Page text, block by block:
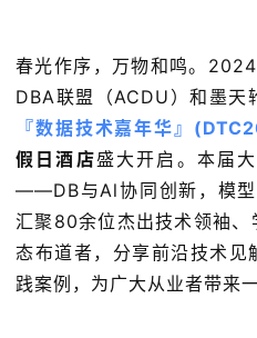
春光作序，万物和鸣。
DBA联盟（ACDU）和墨天
『数据技术嘉年华』
假日酒店盛大开启。本届
——DB与Al协同创新，模型
汇聚80余位杰出技术领袖
态布道者，分享前沿技术见
践案例，为广大从业者带来